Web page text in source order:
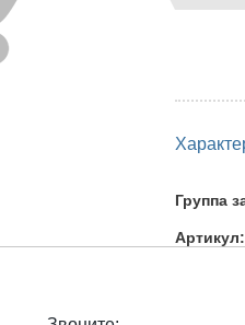
Группа
Артикул: